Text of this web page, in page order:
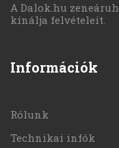
A Dalok.hu
kínálja felvételeit.
Információk
Rólunk
Technikai infók